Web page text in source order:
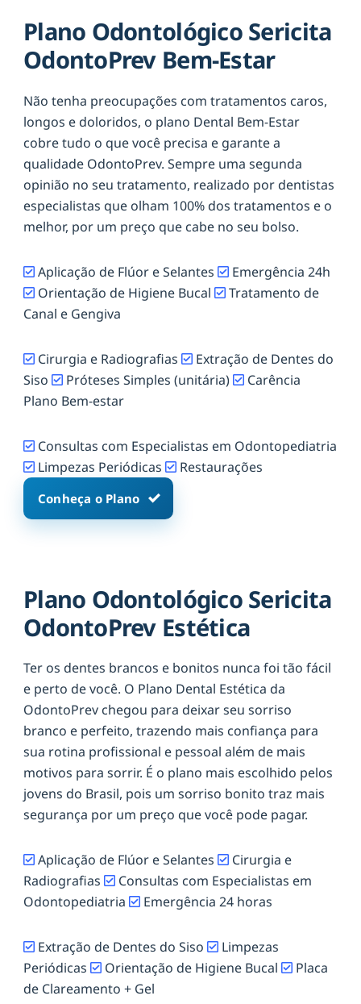
Plano Odontológico Sericita
OdontoPrev Bem-Estar
Não tenha preocupações com tratamentos caros,
longos e doloridos, o plano Dental Bem-Estar
cobre tudo o que você precisa e garante a
qualidade OdontoPrev. Sempre uma segunda
opinião no seu tratamento, realizado por dentistas
especialistas que olham 100% dos tratamentos e o
melhor, por um preço que cabe no seu bolso.
Aplicação de Flúor e Selantes
Emergência 24h
Orientação de Higiene Bucal
Tratamento de
Canal e Gengiva
Cirurgia e Radiografias
Extração de Dentes do
Siso
Próteses Simples (unitária)
Carência
Plano Bem-estar
Consultas com Especialistas em Odontopediatria
Limpezas Periódicas
Restaurações
Conheça o Plano
Plano Odontológico Sericita
OdontoPrev Estética
Ter os dentes brancos e bonitos nunca foi tão fácil
e perto de você. O Plano Dental Estética da
OdontoPrev chegou para deixar seu sorriso
branco e perfeito, trazendo mais confiança para
sua rotina profissional e pessoal além de mais
motivos para sorrir. É o plano mais escolhido pelos
jovens do Brasil, pois um sorriso bonito traz mais
segurança por um preço que você pode pagar.
Aplicação de Flúor e Selantes
Cirurgia e
Radiografias
Consultas com Especialistas em
Odontopediatria
Emergência 24 horas
Extração de Dentes do Siso
Limpezas
Periódicas
Orientação de Higiene Bucal
Placa
de Clareamento + Gel